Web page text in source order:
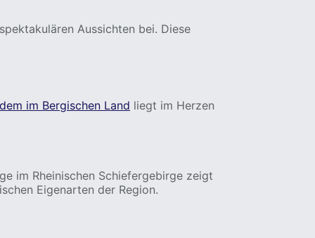
Aussichten bei. Diese
im Bergischen Land liegt im Herzen
im Rheinischen Schiefergebirge zeigt
Eigenarten der Region.